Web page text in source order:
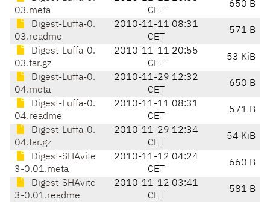
03.meta
CET
650 B
Digest-Luffa-0.
03.readme
2010-11-11 08:31
CET
571 B
Digest-Luffa-0.
03.tar.gz
2010-11-11 20:55
CET
53 KiB
Digest-Luffa-0.
04.meta
2010-11-29 12:32
CET
650 B
Digest-Luffa-0.
04.readme
2010-11-11 08:31
CET
571 B
Digest-Luffa-0.
04.tar.gz
2010-11-29 12:34
CET
54 KiB
Digest-SHAvite
3-0.01.meta
2010-11-12 04:24
CET
660 B
Digest-SHAvite
3-0.01.readme
2010-11-12 03:41
CET
581 B